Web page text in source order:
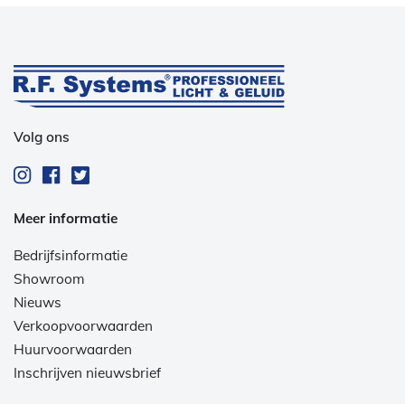
Volg ons
Meer informatie
Bedrijfsinformatie
Showroom
Nieuws
Verkoopvoorwaarden
Huurvoorwaarden
Inschrijven nieuwsbrief